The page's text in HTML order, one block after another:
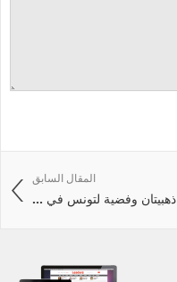
المقال السابق
ذهبيتان وفضية لتونس في ...